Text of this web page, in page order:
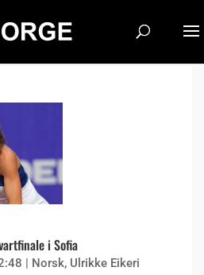
i Sofia
| Norsk, Ulrikke Eikeri